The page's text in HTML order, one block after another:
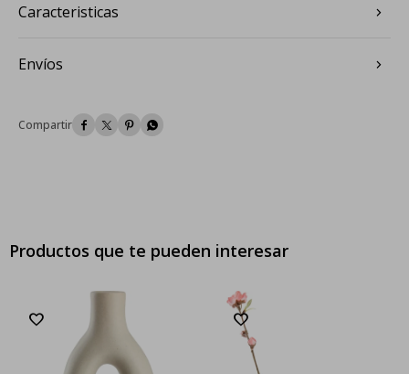
Caracteristicas
Envíos
   
Productos que te pueden interesar